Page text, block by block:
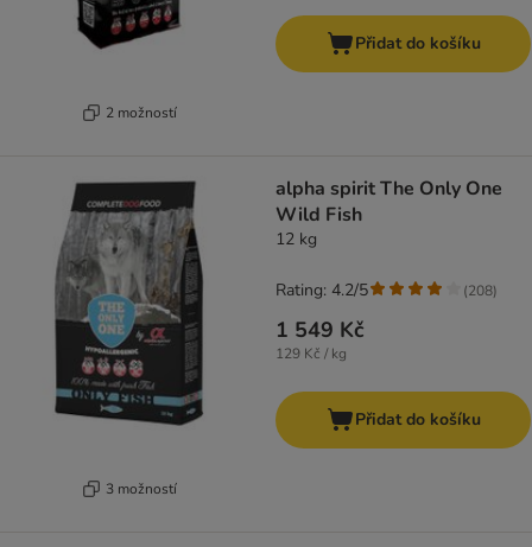
2 možností
Přidat do košíku
3 možností
alpha spirit The Only One
Wild Fish
12 kg
1 549 Kč
129 Kč / kg
Rating: 4.2/5 (208)
Přidat do košíku